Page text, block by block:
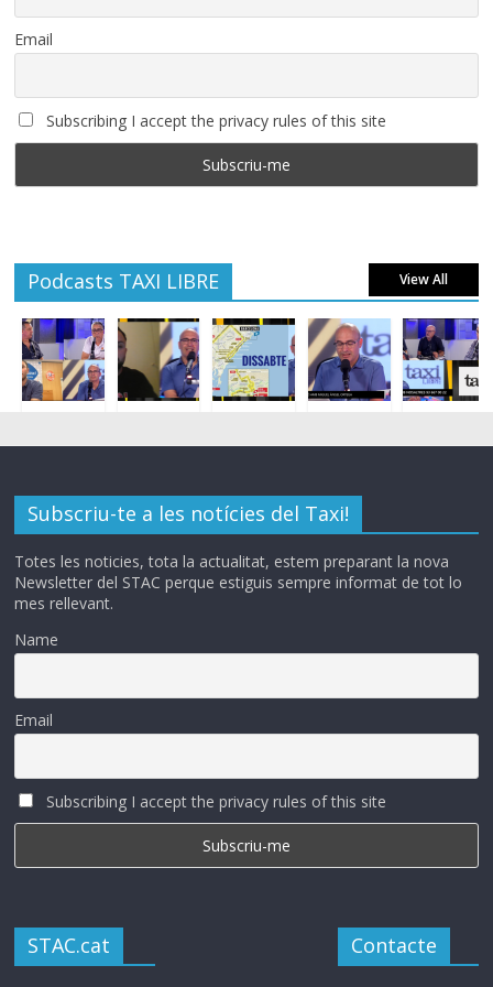
Email
Subscribing I accept the privacy rules of this site
Podcasts TAXI LIBRE View All
Subscriu-te a les notícies del Taxi!
Totes les noticies, tota la actualitat, estem preparant la nova
Newsletter del STAC perque estiguis sempre informat de tot lo
mes rellevant.
Name
Email
Subscribing I accept the privacy rules of this site
STAC.cat Contacte